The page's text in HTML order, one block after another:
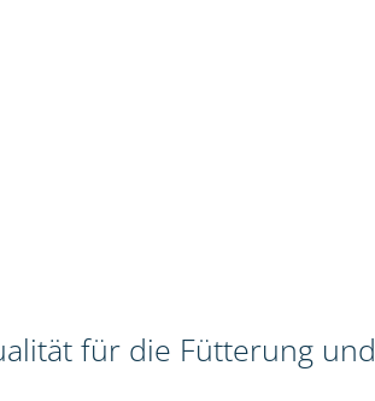
für die Fütterung und